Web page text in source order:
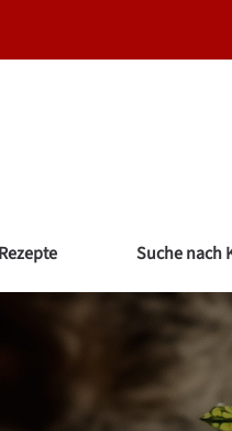
Rezepte Suche nach